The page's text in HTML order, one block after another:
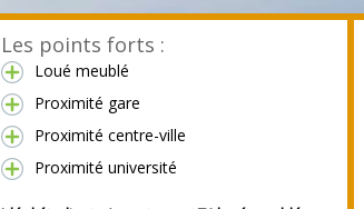
Les points forts :
Loué meublé
Proximité gare
Proximité centre-ville
Proximité université